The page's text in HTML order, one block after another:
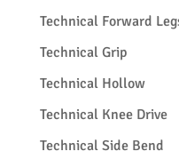
Technical Forward
Technical Grip
Technical Hollow
Technical Knee Drive
Technical Side Bend